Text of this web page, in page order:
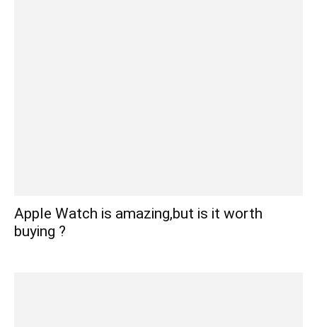
Apple Watch is amazing,but is it worth
buying ?